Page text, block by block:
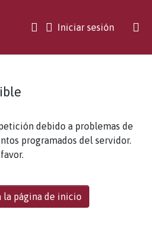
Iniciar sesión(current)
debido a problemas de
programados del servidor.
la página de inicio